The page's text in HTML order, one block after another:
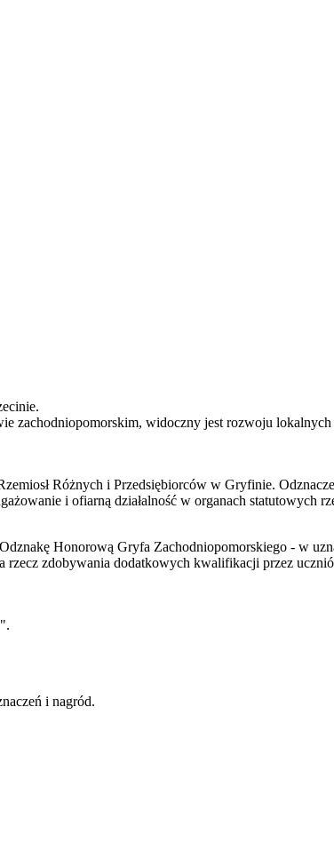
zachodniopomorskim, widoczny jest rozwoju lokalnych
Różnych i Przedsiębiorców w Gryfinie.
i ofiarną działalność w organach statutowych
Honorową Gryfa Zachodniopomorskiego - w
rzecz zdobywania dodatkowych kwalifikacji przez
i nagród.